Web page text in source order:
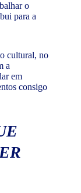
o
para a
cultural, no
a
em
consigo